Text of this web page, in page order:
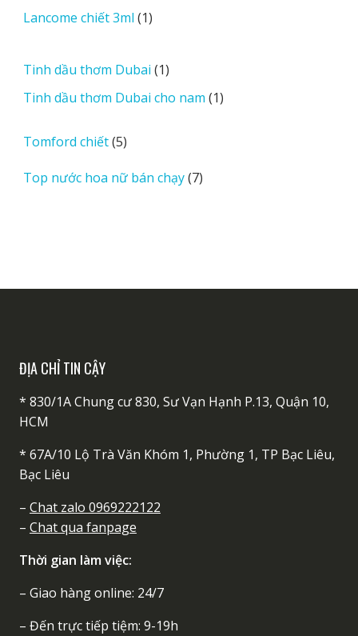
Lancome chiết 3ml 11
Tinh dầu thơm Dubai 11
Tinh dầu thơm Dubai cho nam 11
Tomford chiết 55
phẩm
Top nước hoa nữ bán chạy 77
ĐỊA CHỈ TIN CẬY
* 830/1A Chung cư 830, Sư Vạn Hạnh P.13, Quận 10,
HCM
* 67A/10 Lộ Trà Văn Khóm 1, Phường 1, TP Bạc Liêu,
Bạc Liêu
– Chat zalo 0969222122
– Chat qua fanpage
Thời gian làm việc:
– Giao hàng online: 24/7
– Đến trực tiếp tiệm: 9-19h